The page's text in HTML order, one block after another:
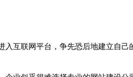
互联网平台，争先恐后地建立自己